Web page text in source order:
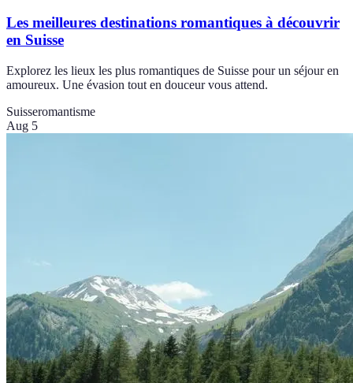
Les meilleures destinations romantiques à découvrir
en Suisse
Explorez les lieux les plus romantiques de Suisse pour un séjour en
amoureux. Une évasion tout en douceur vous attend.
Suisseromantisme
Aug 5